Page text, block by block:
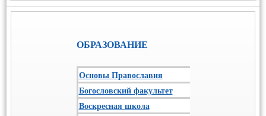
ОБРАЗОВАНИЕ
Основы Православия
Богословский факультет
Воскресная школа